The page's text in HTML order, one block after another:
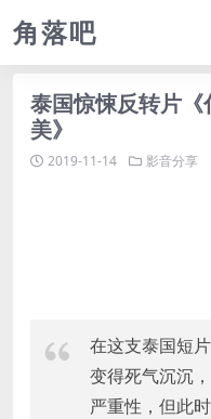
角落吧
泰国惊悚反转片
美》
2019-11-14 影音分享
在这支泰国短
变得死气沉沉
严重性，但此